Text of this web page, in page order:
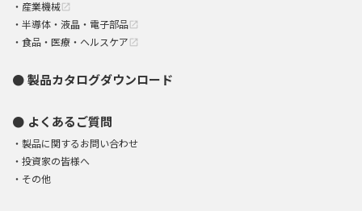
産業機械 open_in_new
半導体・液晶・電子部品 open_in_new
食品・医療・ヘルスケア open_in_new
製品カタログダウンロード
よくあるご質問
製品に関するお問い合わせ
投資家の皆様へ
その他